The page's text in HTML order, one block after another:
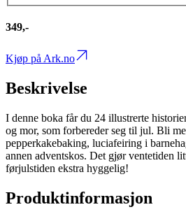
349,-
Kjøp på Ark.no
Beskrivelse
I denne boka får du 24 illustrerte
og mor, som forbereder seg til jul. Bli
pepperkakebaking, luciafeiring i
annen adventskos. Det gjør ventetiden
førjulstiden ekstra hyggelig!
Produktinformasjon